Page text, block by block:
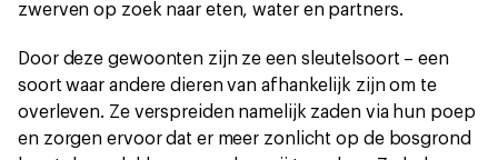
zwerven op zoek naar eten, water en partners.
Door deze gewoonten zijn ze een sleutelsoort – een
soort waar andere dieren van afhankelijk zijn om te
overleven. Ze verspreiden namelijk zaden via hun poep
en zorgen ervoor dat er meer zonlicht op de bosgrond